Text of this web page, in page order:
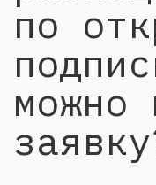
по
можно